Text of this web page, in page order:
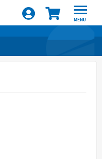
MENU